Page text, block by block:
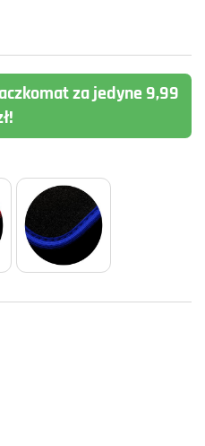
za jedyne 9,99